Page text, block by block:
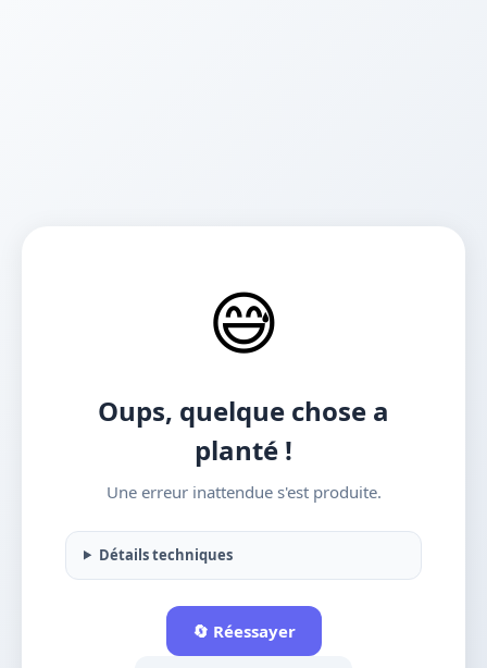
😅
Oups, quelque chose a
planté !
Une erreur inattendue s'est produite.
Détails techniques
🔄 Réessayer